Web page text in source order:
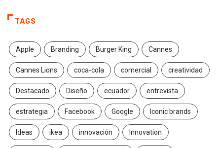
TAGS
Apple Branding Burger King Cannes
Cannes Lions coca-cola comercial creatividad
Destacado Diseño ecuador entrevista
estrategia Facebook Google Iconic brands
Ideas ikea innovación Innovation